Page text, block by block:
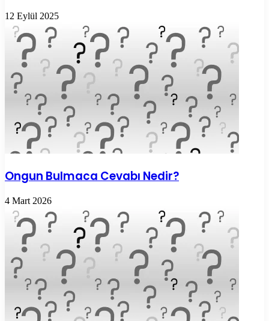
12 Eylül 2025
Ongun Bulmaca Cevabı Nedir?
4 Mart 2026